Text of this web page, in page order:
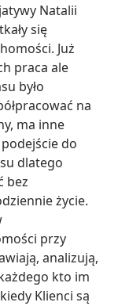
Natalii
się
Już
praca ale
było
na
ma inne
do
dlatego
bez
życie.
przy
analizują,
kto im
Klienci są